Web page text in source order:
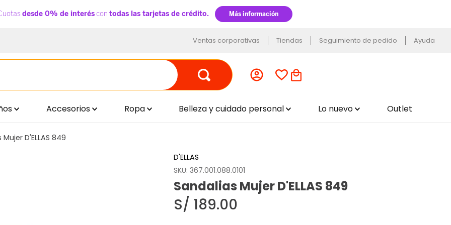
Ventas corporativas Tiendas Seguimiento de pedido Ayuda
Accesorios Ropa Belleza y cuidado personal Lo nuevo Outlet
D'ELLAS 849
D'ELLAS
SKU: 367.001.088.0101
Sandalias Mujer D'ELLAS 849
S/ 189.00